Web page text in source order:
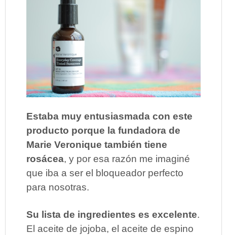
Estaba muy entusiasmada con este
producto porque la fundadora de
Marie Veronique también tiene
rosácea, y por esa razón me imaginé
que iba a ser el bloqueador perfecto
para nosotras.
Su lista de ingredientes es excelente.
El aceite de jojoba, el aceite de espino